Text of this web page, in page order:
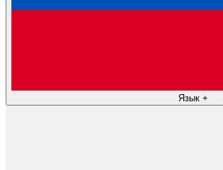
Язык +